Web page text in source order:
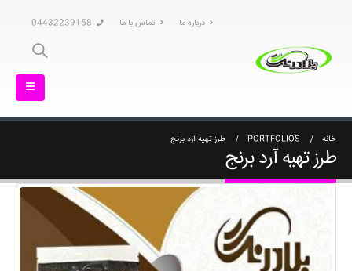
درباره ما تماس با ما 04432239158
خانه PORTFOLIOS طرز تهیه آرد برنج
طرز تهیه آرد برنج